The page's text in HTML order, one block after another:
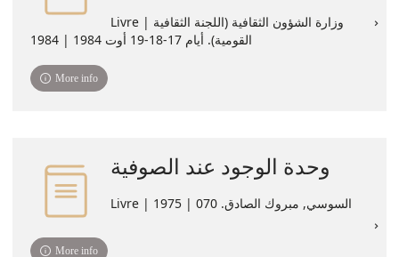
Livre | وزارة الشؤون الثقافية (اللجنة الثقافية
القومية). أيام 17-18-19 أوت 1984 | 1984
More info
وحدة الوجود عند الصوفية
Livre | السوسي, مبروك الصادق. 070 | 1975
More info